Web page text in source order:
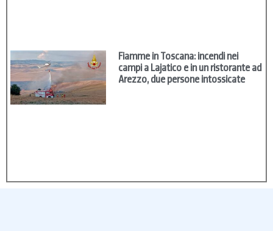
Fiamme in Toscana: incendi nei
campi a Lajatico e in un ristorante ad
Arezzo, due persone intossicate